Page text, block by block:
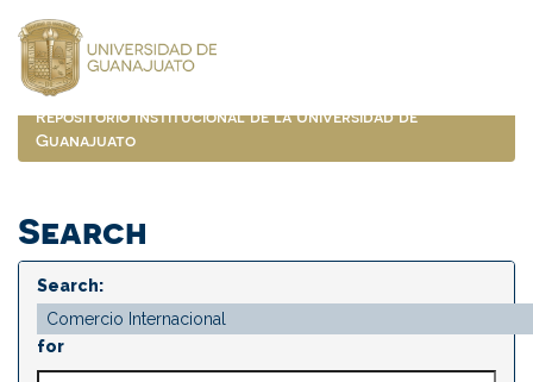
navigation
Repositorio Institucional de la Universidad de
Guanajuato
Search
Search:
for